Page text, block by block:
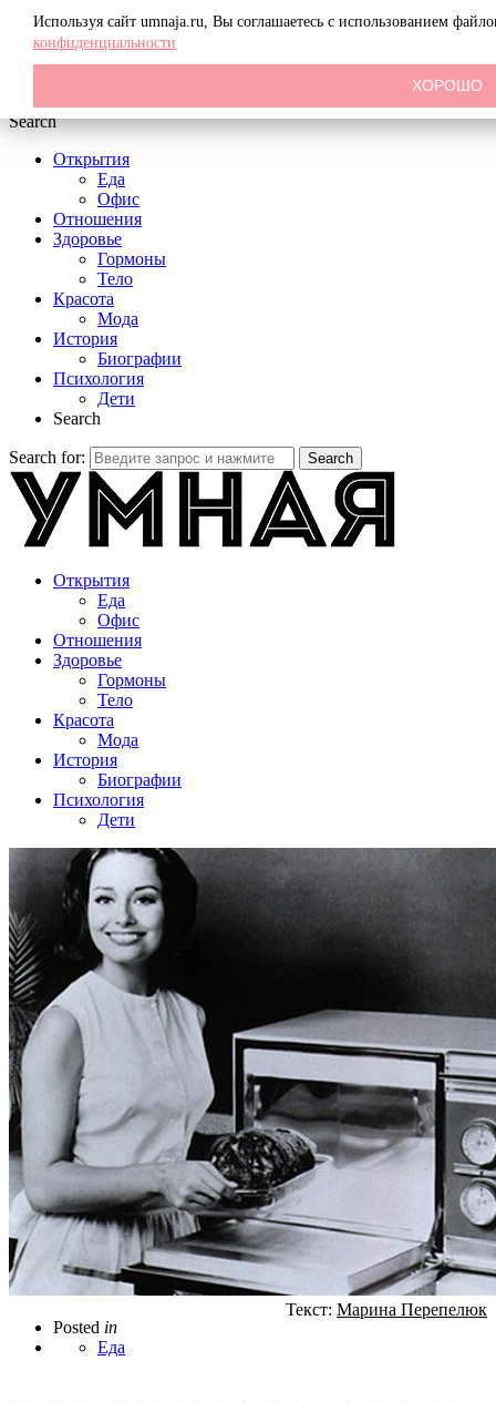
Menu
Search
Открытия
Еда
Офис
Отношения
Здоровье
Гормоны
Тело
Красота
Мода
История
Биографии
Психология
Дети
Search
Search for: Search
Открытия
Еда
Офис
Отношения
Здоровье
Гормоны
Тело
Красота
Мода
История
Биографии
Психология
Дети
Posted in
Еда
Текст: Марина Перепелюк
Используя сайт umnaja.ru, Вы соглашаетесь с использованием
конфиденциальности
ХОРОШО